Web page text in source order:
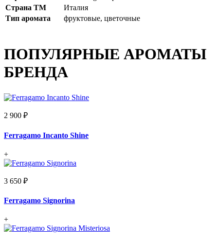
Страна ТМ
Италия
Тип аромата
фруктовые, цветочные
ПОПУЛЯРНЫЕ АРОМАТЫ
БРЕНДА
2 900 ₽
Ferragamo Incanto Shine
+
3 650 ₽
Ferragamo Signorina
+